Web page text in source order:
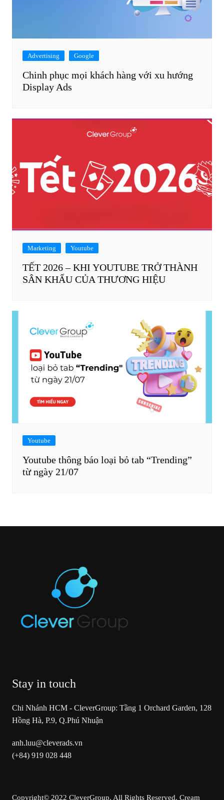
Advertising Google
Chinh phục mọi khách hàng với xu hướng
Display Ads
Marketing Youtube
TẾT 2026 – KHI YOUTUBE TRỞ THÀNH
SÂN KHẤU CỦA THƯƠNG HIỆU
Youtube
Youtube thông báo loại bỏ tab “Trending”
từ ngày 21/07
Stay in touch
Chi Nhánh HCM - CleverGroup: Tầng 1 Orchard Garden, 128
Hồng Hà, P.9, Q.Phú Nhuận
anh.luu@cleverads.vn
(+84) 919 028 448
Copyright© 2022 CleverGroup. All Rights Reserved. Cream